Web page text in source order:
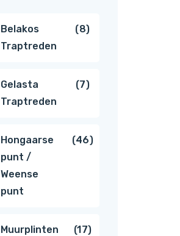
Belakos
Traptreden
88
Gelasta
Traptreden
77
Hongaarse
punt /
Weense
punt
4646
Muurplinten 1717